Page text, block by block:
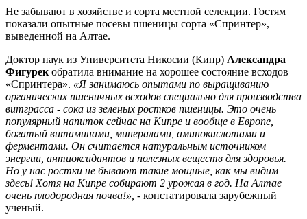
Не забывают в хозяйстве и сорта местной селекции. Гостям
показали опытные посевы пшеницы сорта «Спринтер»,
выведенной на Алтае.
Доктор наук из Университета Никосии (Кипр) Александра
Фигурек обратила внимание на хорошее состояние всходов
«Спринтера». «Я занимаюсь опытами по выращиванию
органических пшеничных всходов специально для производства
витграсса - сока из зеленых ростков пшеницы. Это очень
популярный напиток сейчас на Кипре и вообще в Европе,
богатый витаминами, минералами, аминокислотами и
ферментами. Он считается натуральным источником
энергии, антиоксидантов и полезных веществ для здоровья.
Но у нас ростки не бывают такие мощные, как мы видим
здесь! Хотя на Кипре собирают 2 урожая в год. На Алтае
очень плодородная почва!», - констатировала зарубежный
ученый.